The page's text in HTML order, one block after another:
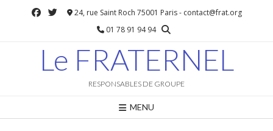
24, rue Saint Roch 75001 Paris - contact@frat.org
01 78 91 94 94
Le FRATERNEL
RESPONSABLES DE GROUPE
MENU